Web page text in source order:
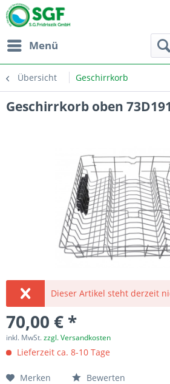
Menü
Übersicht Geschirrkorb
Geschirrkorb oben
Dieser Artikel steht derzeit
70,00 € *
inkl. MwSt.zzgl. Versandkosten
Lieferzeit ca. 8-10 Tage
Merken Bewerten